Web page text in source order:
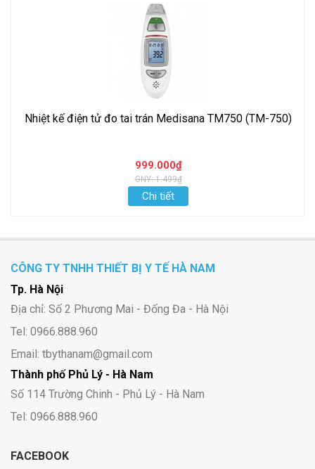
Nhiệt kế điện tử đo tai trán Medisana TM750 (TM-750)
999.000₫
GNY: 1.499₫
Chi tiết
CÔNG TY TNHH THIẾT BỊ Y TẾ HÀ NAM
Tp. Hà Nội
Địa chỉ: Số 2 Phương Mai - Đống Đa - Hà Nội
Tel: 0966.888.960
Email: tbythanam@gmail.com
Thành phố Phủ Lý - Hà Nam
Số 114 Trường Chinh - Phủ Lý - Hà Nam
Tel: 0966.888.960
FACEBOOK